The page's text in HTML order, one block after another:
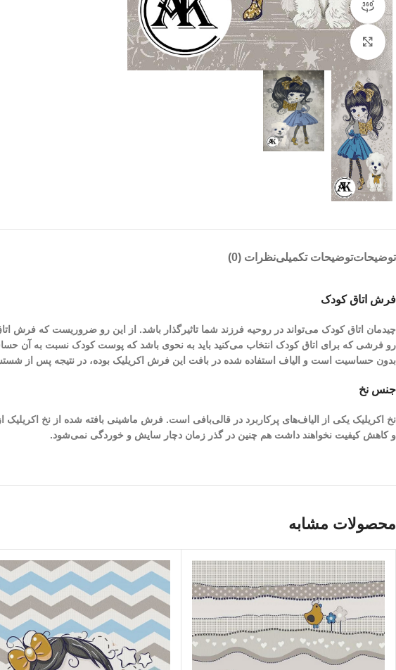
مشاهده 360 درجه
بزرگنمایی تصویر
توضیحاتتوضیحات تکمیلینظرات (0)
فرش اتاق کودک
چیدمان اتاق کودک می‌تواند در روحیه فرزند شما تاثیرگذار باشد. از این رو ضروریست که فرش
رو فرشی که برای اتاق کودک انتخاب می‌کنید باید به نحوی باشد که پوست کودک نسبت به آن
بدون حساسیت است و الیاف استفاده شده در بافت این فرش اکریلیک بوده، در نتیجه پس از
جنس نخ
نخ اکریلیک یکی از الیاف­‌های پرکاربرد در قالی‌بافی است. فرش ماشینی بافته شده از نخ
و کاهش کیفیت نخواهند داشت هم چنین در گذر زمان دچار سایش و خوردگی نمی‌شود.
محصولات مشابه